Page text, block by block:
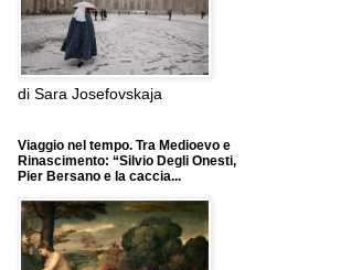
di Sara Josefovskaja
Viaggio nel tempo. Tra Medioevo e
Rinascimento: “Silvio Degli Onesti,
Pier Bersano e la caccia...